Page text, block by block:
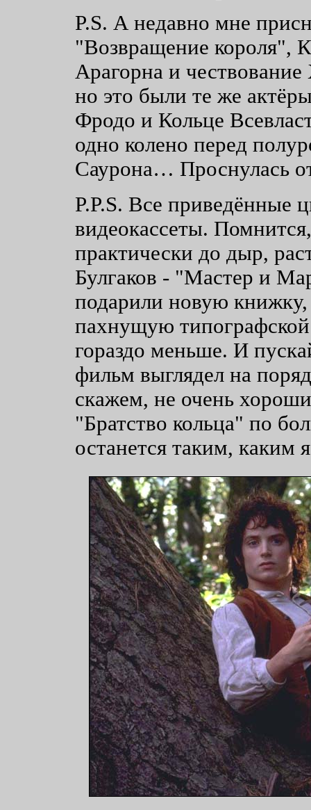
P.S. А недавно мне
"Возвращение короля",
Арагорна и
но это были те же
Фродо и Кольце
одно колено перед
Саурона… Проснулась
P.P.S. Все приведённые
видеокассеты.
практически до дыр,
Булгаков - "Мастер и
подарили новую
пахнущую типографской
гораздо меньше. И
фильм выглядел на
скажем, не очень
"Братство кольца" по
останется таким, каким